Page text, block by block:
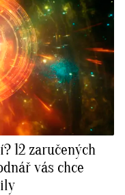
12 zaručených
vás chce